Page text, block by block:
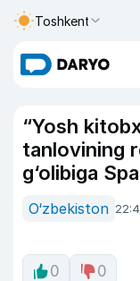
Toshkent
“Yosh
tanlovining
g‘olibiga
O‘zbekiston
0 0